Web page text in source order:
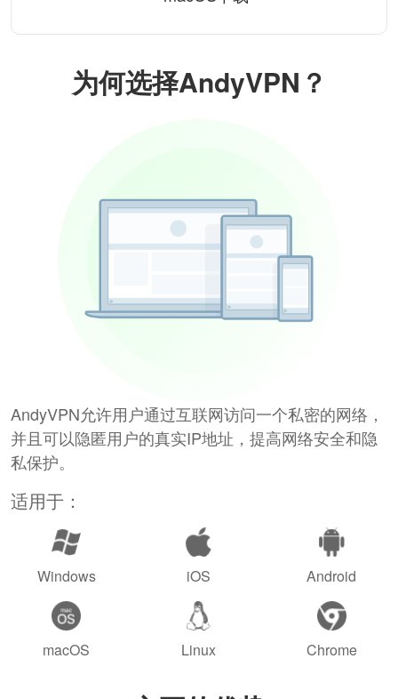
为何选择AndyVPN？
AndyVPN允许用户通过互联网访问一个私密的网络，
并且可以隐匿用户的真实IP地址，提高网络安全和隐
私保护。
适用于：
Windows iOS Android
macOS Linux Chrome